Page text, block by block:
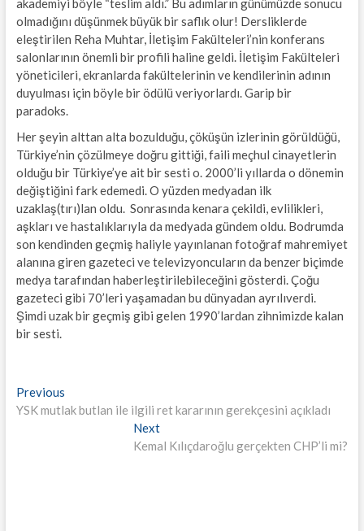
akademiyi böyle “teslim aldı.” Bu adımların günümüzde sonucu
olmadığını düşünmek büyük bir saflık olur! Dersliklerde
eleştirilen Reha Muhtar, İletişim Fakülteleri’nin konferans
salonlarının önemli bir profili haline geldi. İletişim Fakülteleri
yöneticileri, ekranlarda fakültelerinin ve kendilerinin adının
duyulması için böyle bir ödülü veriyorlardı. Garip bir
paradoks.
Her şeyin alttan alta bozulduğu, çöküşün izlerinin görüldüğü,
Türkiye’nin çözülmeye doğru gittiği, faili meçhul cinayetlerin
olduğu bir Türkiye’ye ait bir sesti o. 2000’li yıllarda o dönemin
değiştiğini fark edemedi. O yüzden medyadan ilk
uzaklaş(tırı)lan oldu. Sonrasında kenara çekildi, evlilikleri,
aşkları ve hastalıklarıyla da medyada gündem oldu. Bodrumda
son kendinden geçmiş haliyle yayınlanan fotoğraf mahremiyet
alanına giren gazeteci ve televizyoncuların da benzer biçimde
medya tarafından haberleştirilebileceğini gösterdi. Çoğu
gazeteci gibi 70’leri yaşamadan bu dünyadan ayrılıverdi.
Şimdi uzak bir geçmiş gibi gelen 1990’lardan zihnimizde kalan
bir sesti.
Yazı
gezinmesi
PreviousPrevious
post:
YSK mutlak butlan ile ilgili ret kararının gerekçesini açıkladı
NextNext
post:
Kemal Kılıçdaroğlu gerçekten CHP’li mi?